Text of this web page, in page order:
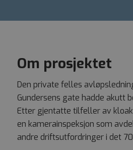
Om prosjektet
Den private felles
Gundersens gate hadde akutt
Etter gjentatte tilfeller av
en kamerainspeksjon som
andre driftsutfordringer i det